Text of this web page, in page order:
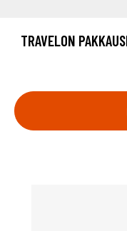
TRAVELON